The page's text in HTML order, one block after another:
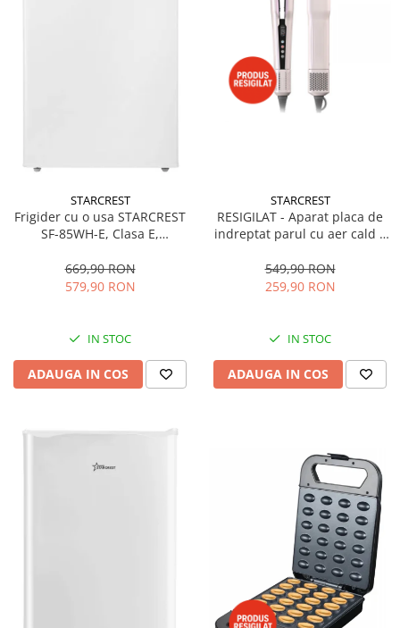
STARCREST
Frigider cu o usa STARCREST
SF-85WH-E, Clasa E,
interioara, Compartiment
gheata, H 82 cm, Alb
669,90 RON
579,90 RON
IN STOC
ADAUGA IN COS
STARCREST
RESIGILAT - Aparat placa de
indreptat parul cu aer cald 2
1300 W, Uscare si indreptare,
Afisaj LCD, Tehnologie cu ioni
549,90 RON
259,90 RON
IN STOC
ADAUGA IN COS